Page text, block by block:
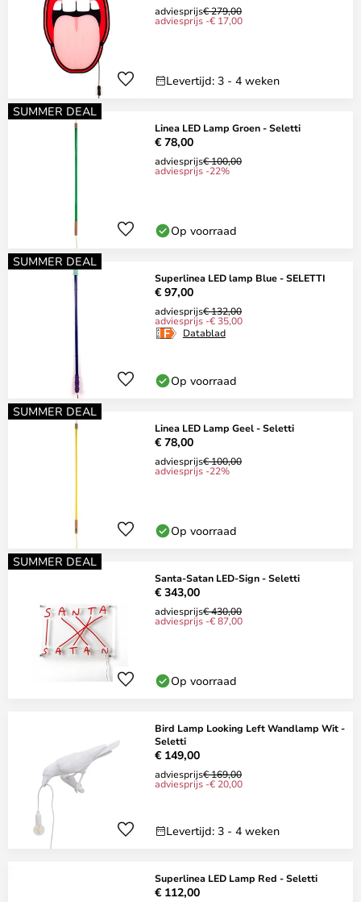
adviesprijs€ 279,00
adviesprijs -€ 17,00
Levertijd: 3 - 4 weken
SUMMER DEAL
Linea LED Lamp Groen - Seletti
€ 78,00
adviesprijs€ 100,00
adviesprijs -22%
Op voorraad
SUMMER DEAL
Superlinea LED lamp Blue - SELETTI
€ 97,00
adviesprijs€ 132,00
adviesprijs -€ 35,00
Datablad
Op voorraad
SUMMER DEAL
Linea LED Lamp Geel - Seletti
€ 78,00
adviesprijs€ 100,00
adviesprijs -22%
Op voorraad
SUMMER DEAL
Santa-Satan LED-Sign - Seletti
€ 343,00
adviesprijs€ 430,00
adviesprijs -€ 87,00
Op voorraad
Bird Lamp Looking Left Wandlamp Wit -
Seletti
€ 149,00
adviesprijs€ 169,00
adviesprijs -€ 20,00
Levertijd: 3 - 4 weken
Superlinea LED Lamp Red - Seletti
€ 112,00